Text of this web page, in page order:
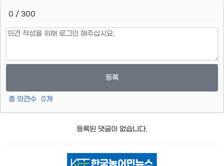
0 / 300
등록
총 의견수 0개
등록된 댓글이 없습니다.